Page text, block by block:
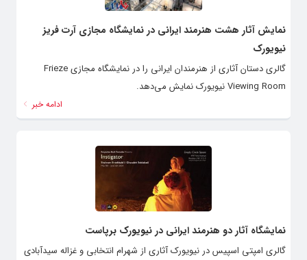
نمایش آثار هشت هنرمند ایرانی در نمایشگاه مجازی آرت فریز
نیویورک
گالری دستان آثاری از هنرمندان ایرانی را در نمایشگاه مجازی Frieze
Viewing Room نیویورک نمایش می‌دهد.
ادامه خبر
نمایشگاه آثار دو هنرمند ایرانی در نیویورک برپاست
گالری امپتی اسپیس در نیویورک آثاری از شهرام انتخابی و غزاله سیدآبادی